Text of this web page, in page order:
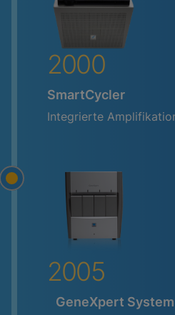
2000
SmartCycler
Integrierte
2005
GeneXpert System